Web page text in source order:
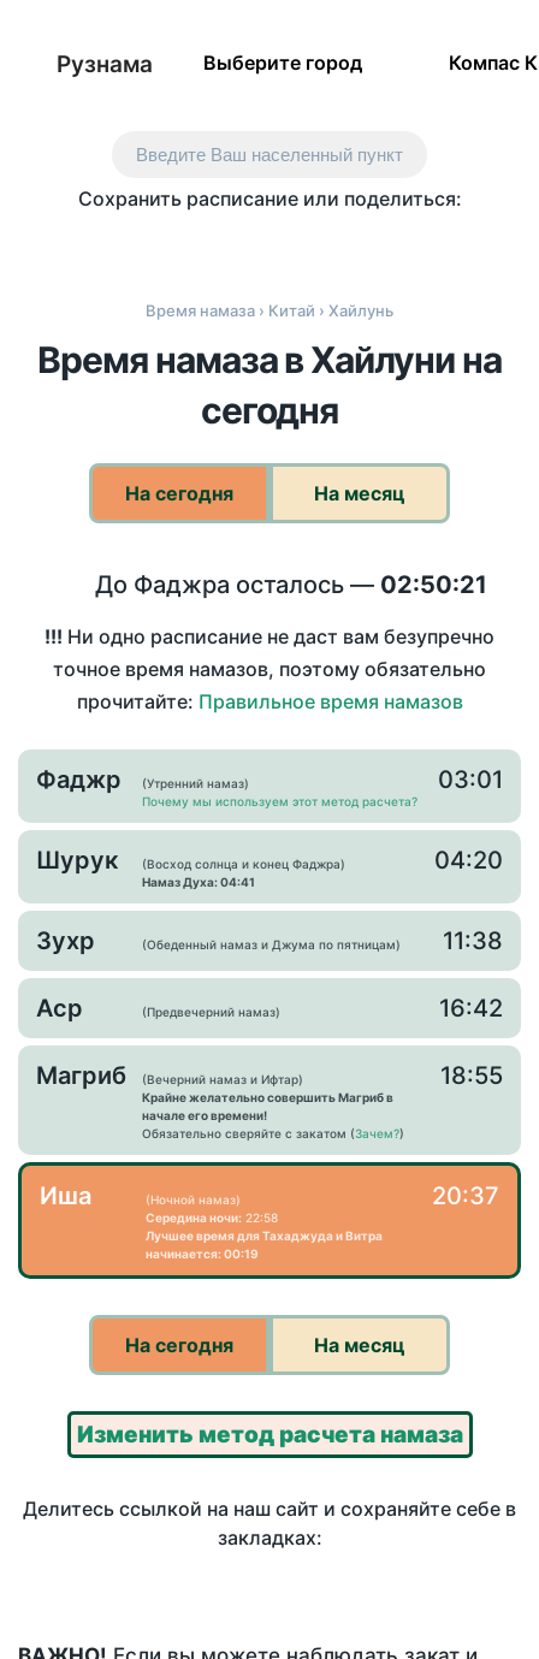
Рузнама Выберите город Компас
Введите Ваш населенный пункт
Сохранить расписание или поделиться:
Время намаза › Китай › Хайлунь
Время намаза в Хайлуни на
сегодня
На сегодня На месяц
До Фаджра осталось — 02:50:21
!!! Ни одно расписание не даст вам безупречно
точное время намазов, поэтому обязательно
прочитайте: Правильное время намазов
Фаджр
(Утренний намаз)
Почему мы используем этот метод расчета?
03:01
Шурук
(Восход солнца и конец Фаджра)
Намаз Духа: 04:41
04:20
Зухр (Обеденный намаз и Джума по пятницам) 11:38
Аср (Предвечерний намаз) 16:42
Магриб
(Вечерний намаз и Ифтар)
Крайне желательно совершить Магриб в
начале его времени!
Обязательно сверяйте с закатом (Зачем?)
18:55
Иша
(Ночной намаз)
Середина ночи: 22:58
Лучшее время для Тахаджуда и Витра
начинается: 00:19
20:37
На сегодня На месяц
Изменить метод расчета намаза
Делитесь ссылкой на наш сайт и сохраняйте себе в
закладках: